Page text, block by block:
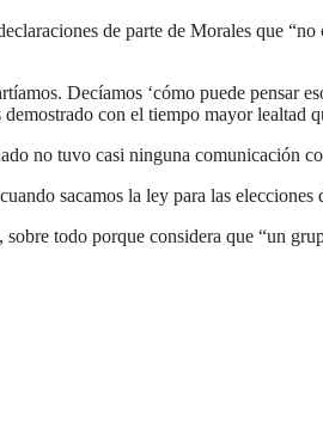
de parte de Morales que
Decíamos ‘cómo puede pensar
con el tiempo mayor lealtad
no tuvo casi ninguna comunicación
sacamos la ley para las elecciones
todo porque considera que “un